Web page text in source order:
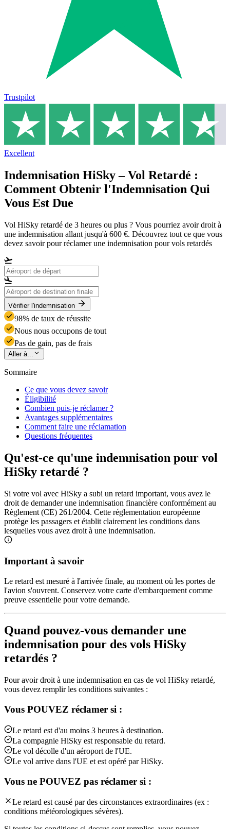
Trustpilot
Excellent
Indemnisation HiSky – Vol Retardé :
Comment Obtenir l'Indemnisation Qui
Vous Est Due
Vol HiSky retardé de 3 heures ou plus ? Vous pourriez avoir droit à
une indemnisation allant jusqu'à 600 €. Découvrez tout ce que vous
devez savoir pour réclamer une indemnisation pour vols retardés
Vérifier l'indemnisation
98% de taux de réussite
Nous nous occupons de tout
Pas de gain, pas de frais
Aller à...
Sommaire
Ce que vous devez savoir
Éligibilité
Combien puis-je réclamer ?
Avantages supplémentaires
Comment faire une réclamation
Questions fréquentes
Qu'est-ce qu'une indemnisation pour vol
HiSky retardé ?
Si votre vol avec HiSky a subi un retard important, vous avez le
droit de demander une indemnisation financière conformément au
Règlement (CE) 261/2004. Cette réglementation européenne
protège les passagers et établit clairement les conditions dans
lesquelles vous avez droit à une indemnisation.
Important à savoir
Le retard est mesuré à l'arrivée finale, au moment où les portes de
l'avion s'ouvrent. Conservez votre carte d'embarquement comme
preuve essentielle pour votre demande.
Quand pouvez-vous demander une
indemnisation pour des vols HiSky
retardés ?
Pour avoir droit à une indemnisation en cas de vol HiSky retardé,
vous devez remplir les conditions suivantes :
Vous POUVEZ réclamer si :
Le retard est d'au moins 3 heures à destination.
La compagnie HiSky est responsable du retard.
Le vol décolle d'un aéroport de l'UE.
Le vol arrive dans l'UE et est opéré par HiSky.
Vous ne POUVEZ pas réclamer si :
Le retard est causé par des circonstances extraordinaires (ex :
conditions météorologiques sévères).